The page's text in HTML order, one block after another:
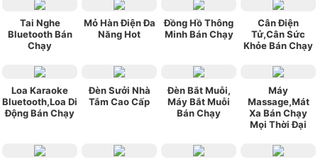
Tai Nghe
Bluetooth Bán
Chạy
Mỏ Hàn Điện Đa
Năng Hot
Đồng Hồ Thông
Minh Bán Chạy
Cân Điện
Tử,Cân Sức
Khỏe Bán Chạy
Loa Karaoke
Bluetooth,Loa Di
Động Bán Chạy
Đèn Sưởi Nhà
Tắm Cao Cấp
Đèn Bắt Muỗi,
Máy Bắt Muỗi
Bán Chạy
Máy
Massage,Mát
Xa Bán Chạy
Mọi Thời Đại